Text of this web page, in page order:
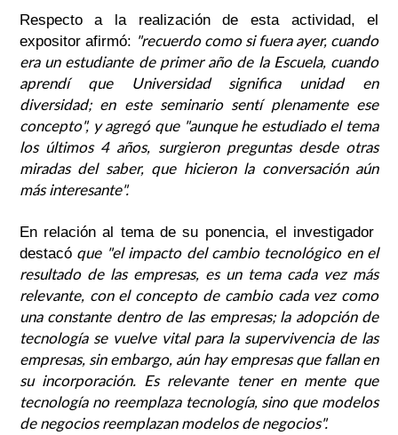
Respecto a la realización de esta actividad, el
expositor afirmó: "recuerdo como si fuera ayer, cuando
era un estudiante de primer año de la Escuela, cuando
aprendí que Universidad significa unidad en
diversidad; en este seminario sentí plenamente ese
concepto", y agregó que "aunque he estudiado el tema
los últimos 4 años, surgieron preguntas desde otras
miradas del saber, que hicieron la conversación aún
más interesante".
En relación al tema de su ponencia, el investigador
destacóque "el impacto del cambio tecnológico en el
resultado de las empresas, es un tema cada vez más
relevante, con el concepto de cambio cada vez como
una constante dentro de las empresas; la adopción de
tecnología se vuelve vital para la supervivencia de las
empresas, sin embargo, aún hay empresas que fallan en
su incorporación. Es relevante tener en mente que
tecnología no reemplaza tecnología, sino que modelos
de negocios reemplazan modelos de negocios".